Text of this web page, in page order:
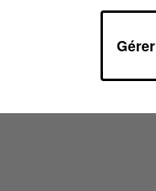
01/11/2025 À